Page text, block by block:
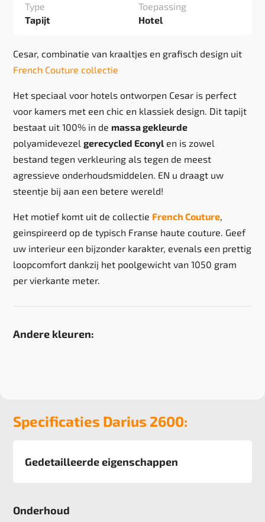
Type
Tapijt
Toepassing
Hotel
Cesar, combinatie van kraaltjes en grafisch design uit
French Couture collectie
Het speciaal voor hotels ontworpen Cesar is perfect
voor kamers met een chic en klassiek design. Dit tapijt
bestaat uit 100% in de massa gekleurde
polyamidevezelgerecycled Econyl en is zowel
bestand tegen verkleuring als tegen de meest
agressieve onderhoudsmiddelen. EN u draagt uw
steentje bij aan een betere wereld!
Het motief komt uit de collectie French Couture,
geinspireerd op de typisch Franse haute couture. Geef
uw interieur een bijzonder karakter, evenals een prettig
loopcomfort dankzij het poolgewicht van 1050 gram
per vierkante meter.
Andere kleuren:
Specificaties Darius 2600:
Gedetailleerde eigenschappen
Pool
Onderhoud